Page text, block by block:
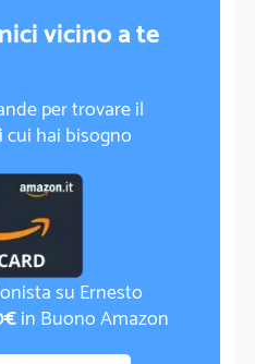
vicino a te
per trovare il
hai bisogno
su Ernesto
in Buono Amazon